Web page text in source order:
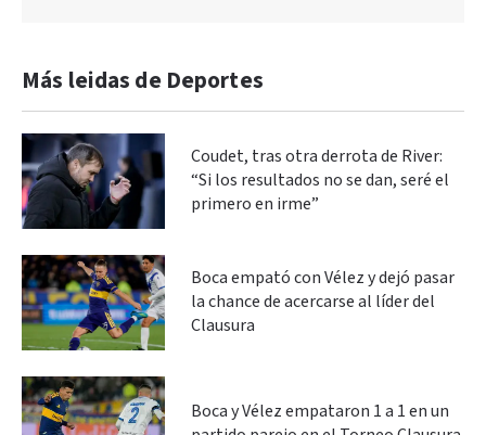
Más leidas de Deportes
Coudet, tras otra derrota de River:
“Si los resultados no se dan, seré el
primero en irme”
Boca empató con Vélez y dejó pasar
la chance de acercarse al líder del
Clausura
Boca y Vélez empataron 1 a 1 en un